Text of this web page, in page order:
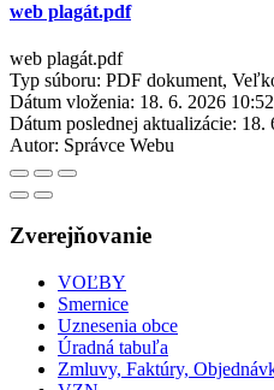
web plagát.pdf
web plagát.pdf
Typ súboru: PDF dokument,
Dátum vloženia: 18. 6. 2026 10:52
Dátum poslednej aktualizácie: 18.
Autor: Správce Webu
Zverejňovanie
VOĽBY
Smernice
Uznesenia obce
Úradná tabuľa
Zmluvy, Faktúry,